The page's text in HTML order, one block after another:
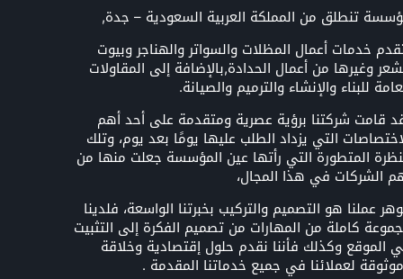
تنطلق من المملكة العربية السعودية – جدة,
خدمات أعمال المظلات والسواتر والهناجر وبيوت
وغيرها من أعمال الحدادة,بالإضافة إلى المقاولات
للبناء والإنشاء والترميم والصيانة.
قامت شركتنا برؤية عصرية ومتقدمة على أحد أهم
التي يزداد الطلب عليها يومًا بعد يوم، وتلك
المتطورة التي رأتها عين المؤسسة جعلت منها من
الشركات في هذا المجال،
عملنا هو التصميم والتركيب بخبرتنا الواسعة، فلدينا
كاملة من المهارات من تصميم الفكرة إلى التثبيت
الموقع وكذلك فأننا نقدم حلول إقتصادية وخلاقة
لعملائنا في جميع خدماتنا المقدمة .